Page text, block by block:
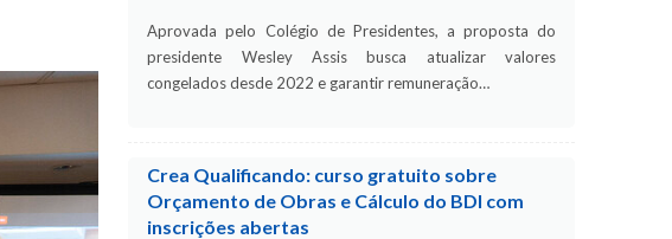
Aprovada pelo Colégio de Presidentes, a proposta do
presidente Wesley Assis busca atualizar valores
congelados desde 2022 e garantir remuneração…
Crea Qualificando: curso gratuito sobre
Orçamento de Obras e Cálculo do BDI com
inscrições abertas